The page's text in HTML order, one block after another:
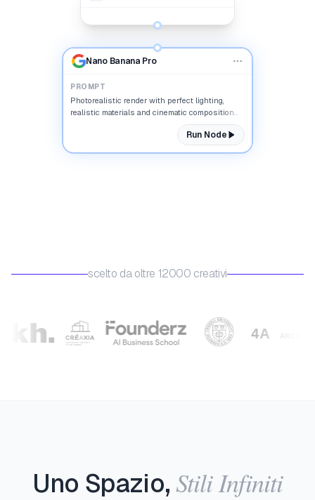
Nano Banana Pro
PROMPT
Photorealistic render with perfect lighting,
realistic materials and cinematic composition...
Run Node
scelto da oltre 12000 creativi
Uno Spazio, Stili Infiniti